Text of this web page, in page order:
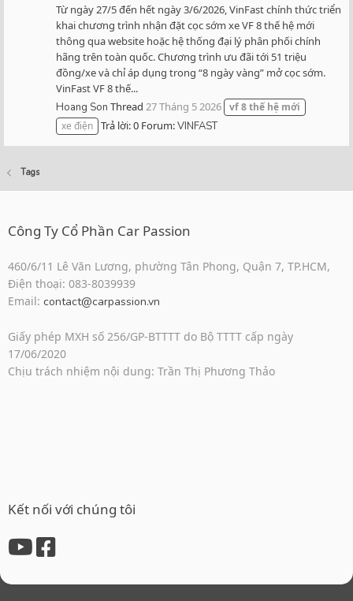
Từ ngày 27/5 đến hết ngày 3/6/2026, VinFast chính thức triển
khai chương trình nhận đặt cọc sớm xe VF 8 thế hệ mới
thông qua website hoặc hệ thống đại lý phân phối chính
hãng trên toàn quốc. Chương trình ưu đãi tới 51 triệu
đồng/xe và chỉ áp dụng trong “8 ngày vàng” mở cọc sớm.
VinFast VF 8 thế...
Hoang Son Thread 27 Tháng 5 2026 vf8thế hệ mới
xe điện Trả lời: 0 Forum:VINFAST
Tags
Công Ty Cổ Phần Car Passion
460/6/11 Lê Văn Lương, phường Tân Phong, Quận 7, TP.HCM,
Điện thoại: 083-8039939
Email: contact@carpassion.vn
Giấy phép MXH số 256/GP-BTTTT do Bộ TTTT cấp ngày
17/06/2020
Chịu trách nhiệm nội dung: Trần Thị Phương Thảo
Kết nối với chúng tôi